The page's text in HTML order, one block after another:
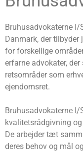
Bruhusadvokaterne
Danmark, der
for forskellige
erfarne advokater,
retsområder som
ejendomsret.
Bruhusadvokaterne
kvalitetsrådgivning
De arbejder tæt
deres behov og mål